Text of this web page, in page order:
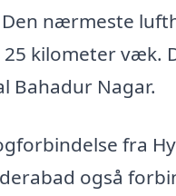
nærmeste
kilometer væk.
Bahadur Nagar.
fra
også